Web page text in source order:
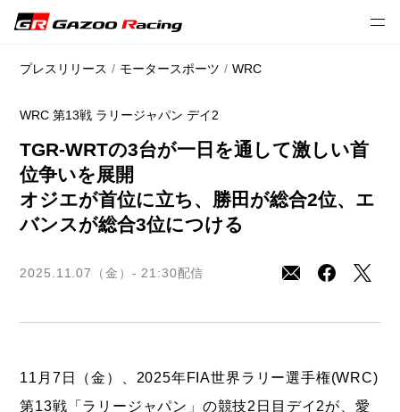
// 2025 season
プレスリリース モータースポーツ WRC
WRC 第13戦 ラリージャパン デイ2
TGR-WRTの3台が一日を通して激しい首
位争いを展開
オジエが首位に立ち、勝田が総合2位、エ
バンスが総合3位につける
2025.11.07（金）- 21:30配信
11月7日（金）、2025年FIA世界ラリー選手権(WRC)
第13戦「ラリージャパン」の競技2日目デイ2が、愛